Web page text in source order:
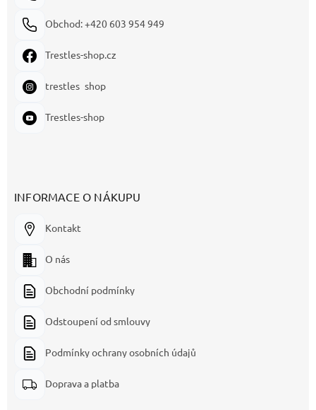
Obchod: +420 603 954 949
Trestles-shop.cz
trestles_shop
Trestles-shop
INFORMACE O NÁKUPU
Kontakt
O nás
Obchodní podmínky
Odstoupení od smlouvy
Podmínky ochrany osobních údajů
Doprava a platba